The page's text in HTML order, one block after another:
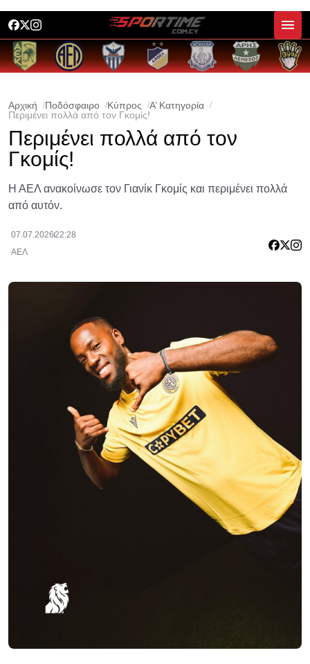
Αρχική Ποδόσφαιρο Κύπρος
Α’ Κατηγορία
Περιμένει πολλά από τον Γκομίς!
Περιμένει πολλά από τον
Γκομίς!
Η ΑΕΛ ανακοίνωσε τον Γιανίκ Γκομίς και περιμένει πολλά
από αυτόν.
07.07.202622:28
ΑΕΛ